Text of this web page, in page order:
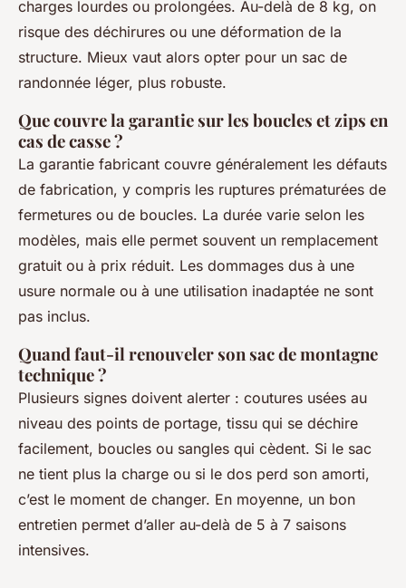
charges lourdes ou prolongées. Au-delà de 8 kg, on
risque des déchirures ou une déformation de la
structure. Mieux vaut alors opter pour un sac de
randonnée léger, plus robuste.
Que couvre la garantie sur les boucles et zips en
cas de casse ?
La garantie fabricant couvre généralement les défauts
de fabrication, y compris les ruptures prématurées de
fermetures ou de boucles. La durée varie selon les
modèles, mais elle permet souvent un remplacement
gratuit ou à prix réduit. Les dommages dus à une
usure normale ou à une utilisation inadaptée ne sont
pas inclus.
Quand faut-il renouveler son sac de montagne
technique ?
Plusieurs signes doivent alerter : coutures usées au
niveau des points de portage, tissu qui se déchire
facilement, boucles ou sangles qui cèdent. Si le sac
ne tient plus la charge ou si le dos perd son amorti,
c’est le moment de changer. En moyenne, un bon
entretien permet d’aller au-delà de 5 à 7 saisons
intensives.